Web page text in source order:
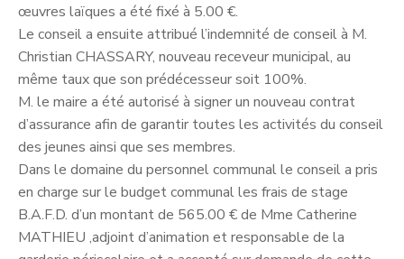
œuvres laïques a été fixé à 5.00 €.
Le conseil a ensuite attribué l’indemnité de conseil à M.
Christian CHASSARY, nouveau receveur municipal, au
même taux que son prédécesseur soit 100%.
M. le maire a été autorisé à signer un nouveau contrat
d’assurance afin de garantir toutes les activités du conseil
des jeunes ainsi que ses membres.
Dans le domaine du personnel communal le conseil a pris
en charge sur le budget communal les frais de stage
B.A.F.D. d’un montant de 565.00 € de Mme Catherine
MATHIEU ,adjoint d’animation et responsable de la